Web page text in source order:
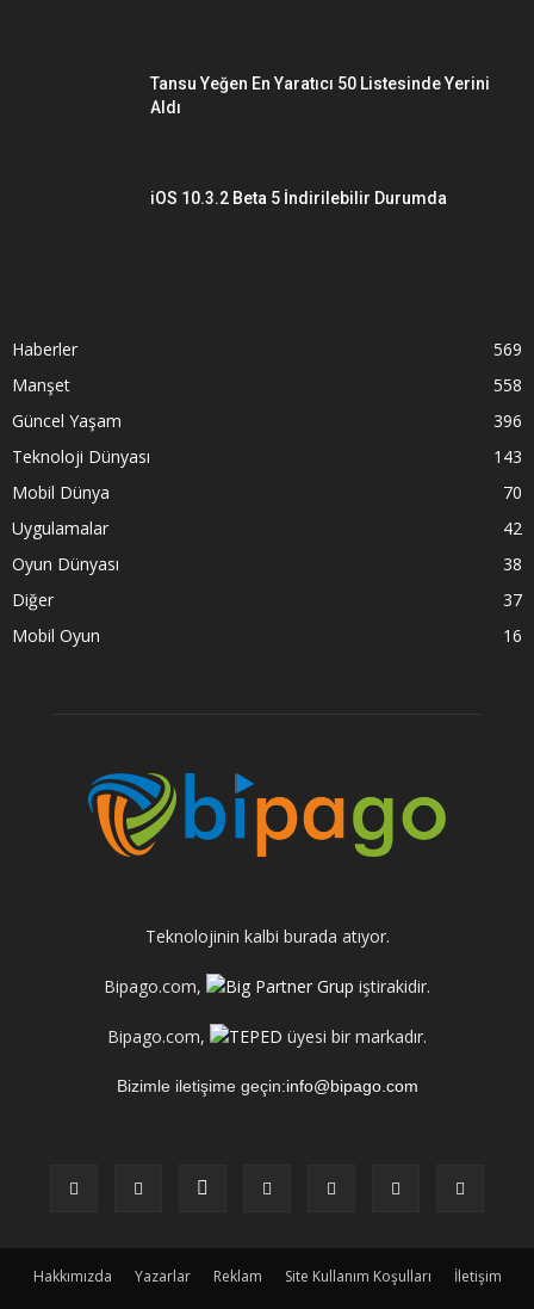
Tansu Yeğen En Yaratıcı 50 Listesinde Yerini
Aldı
iOS 10.3.2 Beta 5 İndirilebilir Durumda
Haberler
569
Manşet
558
Güncel Yaşam
396
Teknoloji Dünyası
143
Mobil Dünya
70
Uygulamalar
42
Oyun Dünyası
38
Diğer
37
Mobil Oyun
16
Teknolojinin kalbi burada atıyor.
Bipago.com, iştirakidir.
Bipago.com, üyesi bir markadır.
Bizimle iletişime geçin:info@bipago.com
Hakkımızda Yazarlar Reklam Site Kullanım Koşulları İletişim